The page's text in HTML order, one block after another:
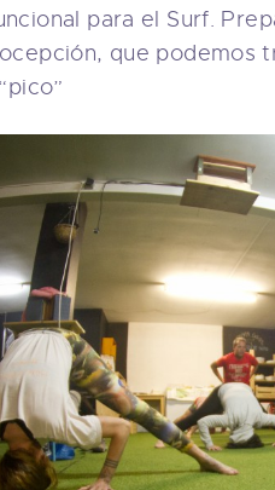
para el Surf.
que podemos